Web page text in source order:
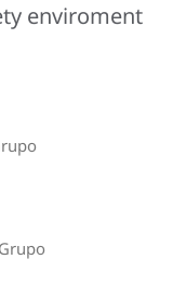
enviroment